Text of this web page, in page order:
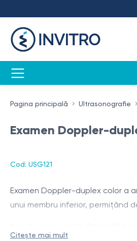
Pagina principală Ultrasonografie
Examen Doppler-
Cod: USG121
Examen Doppler-duplex color a
unui membru inferior, permițând
Citește mai mult